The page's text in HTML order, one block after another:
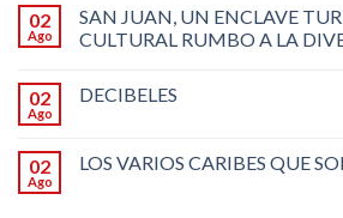
02
Ago
SAN JUAN, UN ENCLAVE
CULTURAL RUMBO A LA
02
Ago
DECIBELES
02
Ago
LOS VARIOS CARIBES QUE